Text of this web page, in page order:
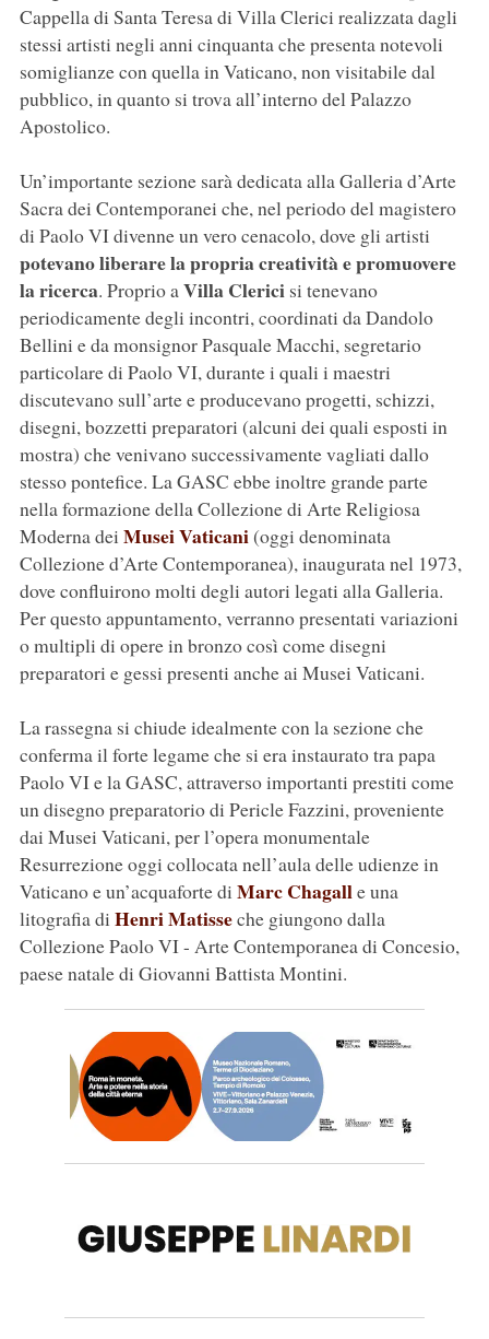
Cappella di Santa Teresa di Villa Clerici realizzata dagli
stessi artisti negli anni cinquanta che presenta notevoli
somiglianze con quella in Vaticano, non visitabile dal
pubblico, in quanto si trova all’interno del Palazzo
Apostolico.
Un’importante sezione sarà dedicata alla Galleria d’Arte
Sacra dei Contemporanei che, nel periodo del magistero
di Paolo VI divenne un vero cenacolo, dove gli artisti
potevano liberare la propria creatività e promuovere
la ricerca. Proprio aVilla Clericisi tenevano
periodicamente degli incontri, coordinati da Dandolo
Bellini e da monsignor Pasquale Macchi, segretario
particolare di Paolo VI, durante i quali i maestri
discutevano sull’arte e producevano progetti, schizzi,
disegni, bozzetti preparatori (alcuni dei quali esposti in
mostra) che venivano successivamente vagliati dallo
stesso pontefice. La GASC ebbe inoltre grande parte
nella formazione della Collezione di Arte Religiosa
Moderna dei Musei Vaticani(oggi denominata
Collezione d’Arte Contemporanea), inaugurata nel 1973,
dove confluirono molti degli autori legati alla Galleria.
Per questo appuntamento, verranno presentati variazioni
o multipli di opere in bronzo così come disegni
preparatori e gessi presenti anche ai Musei Vaticani.
La rassegna si chiude idealmente con la sezione che
conferma il forte legame che si era instaurato tra papa
Paolo VI e la GASC, attraverso importanti prestiti come
un disegno preparatorio di Pericle Fazzini, proveniente
dai Musei Vaticani, per l’opera monumentale
Resurrezione oggi collocata nell’aula delle udienze in
Vaticano e un’acquaforte di Marc Chagalle una
litografia di Henri Matisseche giungono dalla
Collezione Paolo VI - Arte Contemporanea di Concesio,
paese natale di Giovanni Battista Montini.